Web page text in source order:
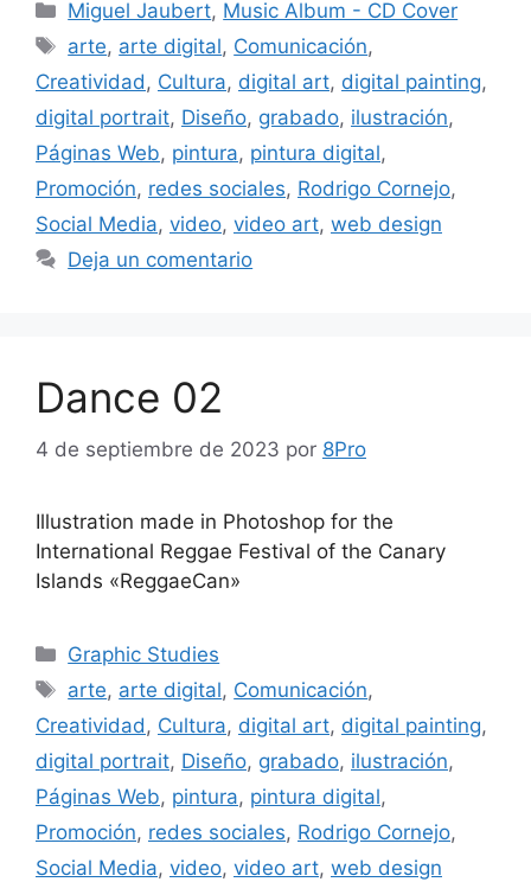
Miguel Jaubert, Music Album - CD Cover
arte, arte digital, Comunicación,
Creatividad , Cultura, digital art, digital painting,
digital portrait, Diseño, grabado, ilustración,
Páginas Web, pintura, pintura digital,
Promoción, redes sociales, Rodrigo Cornejo,
Social Media, video, video art, web design
Deja un comentario
Dance 02
4 de septiembre de 2023 por 8Pro
Illustration made in Photoshop for the
International Reggae Festival of the Canary
Islands «ReggaeCan»
Graphic Studies
arte, arte digital, Comunicación,
Creatividad, Cultura, digital art, digital painting,
digital portrait, Diseño, grabado, ilustración,
Páginas Web, pintura, pintura digital,
Promoción, redes sociales, Rodrigo Cornejo,
Social Media, video, video art, web design